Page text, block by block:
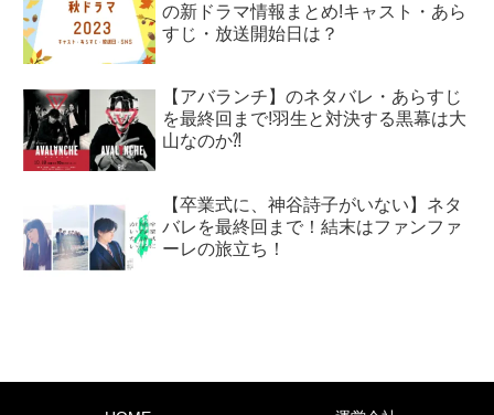
の新ドラマ情報まとめ!キャスト・あら
すじ・放送開始日は？
【アバランチ】のネタバレ・あらすじ
を最終回まで!羽生と対決する黒幕は大
山なのか⁈
【卒業式に、神谷詩子がいない】ネタ
バレを最終回まで！結末はファンファ
ーレの旅立ち！